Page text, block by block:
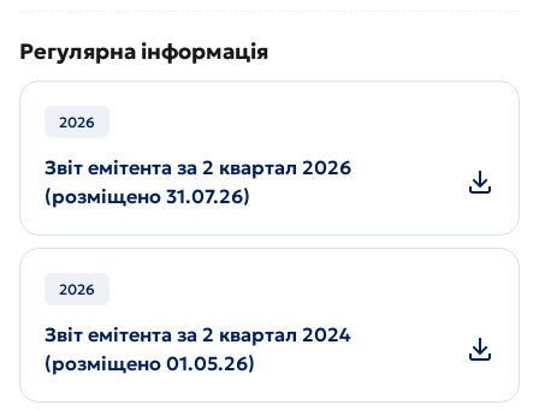
Регулярна інформація
2026
Звіт емітента за 2 квартал 2026
(розміщено 31.07.26)
2026
Звіт емітента за 2 квартал 2024
(розміщено 01.05.26)